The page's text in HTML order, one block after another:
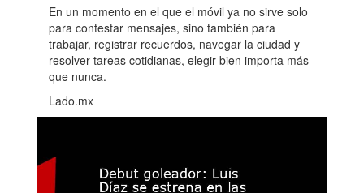
En un momento en el que el móvil ya no sirve solo
para contestar mensajes, sino también para
trabajar, registrar recuerdos, navegar la ciudad y
resolver tareas cotidianas, elegir bien importa más
que nunca.
Lado.mx